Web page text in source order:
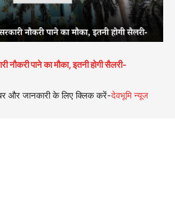
नौकरी पाने का मौका, इतनी होगी सैलरी-
और जानकारी के लिए क्लिक करें-देवभूमि न्यूज